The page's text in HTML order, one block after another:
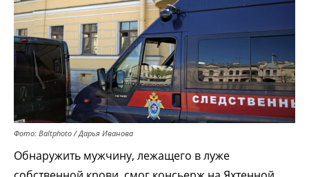
Фото: Baltphоto / Дарья Иванова
Обнаружить мужчину, лежащего в луже